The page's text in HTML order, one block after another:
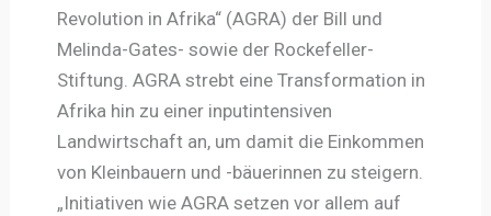
Revolution in Afrika“ (AGRA) der Bill und
Melinda-Gates- sowie der Rockefeller-
Stiftung. AGRA strebt eine Transformation in
Afrika hin zu einer inputintensiven
Landwirtschaft an, um damit die Einkommen
von Kleinbauern und -bäuerinnen zu steigern.
„Initiativen wie AGRA setzen vor allem auf